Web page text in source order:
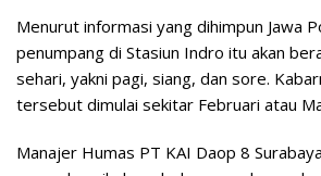
Menurut informasi yang dihimpun Jawa
penumpang di Stasiun Indro itu akan
sehari, yakni pagi, siang, dan sore.
tersebut dimulai sekitar Februari atau
Manajer Humas PT KAI Daop 8